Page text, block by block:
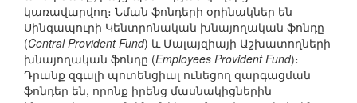
կառավարվող։ Նման ֆոնդերի օրինակներ են
Սինգապուրի Կենտրոնական խնայողական ֆոնդը
(Central Provident Fund) և Մալայզիայի Աշխատողների
խնայողական ֆոնդը (Employees Provident Fund)։
Դրանք զգալի պոտենցիալ ունեցող զարգացման
ֆոնդեր են, որոնք իրենց մասնակիցներին